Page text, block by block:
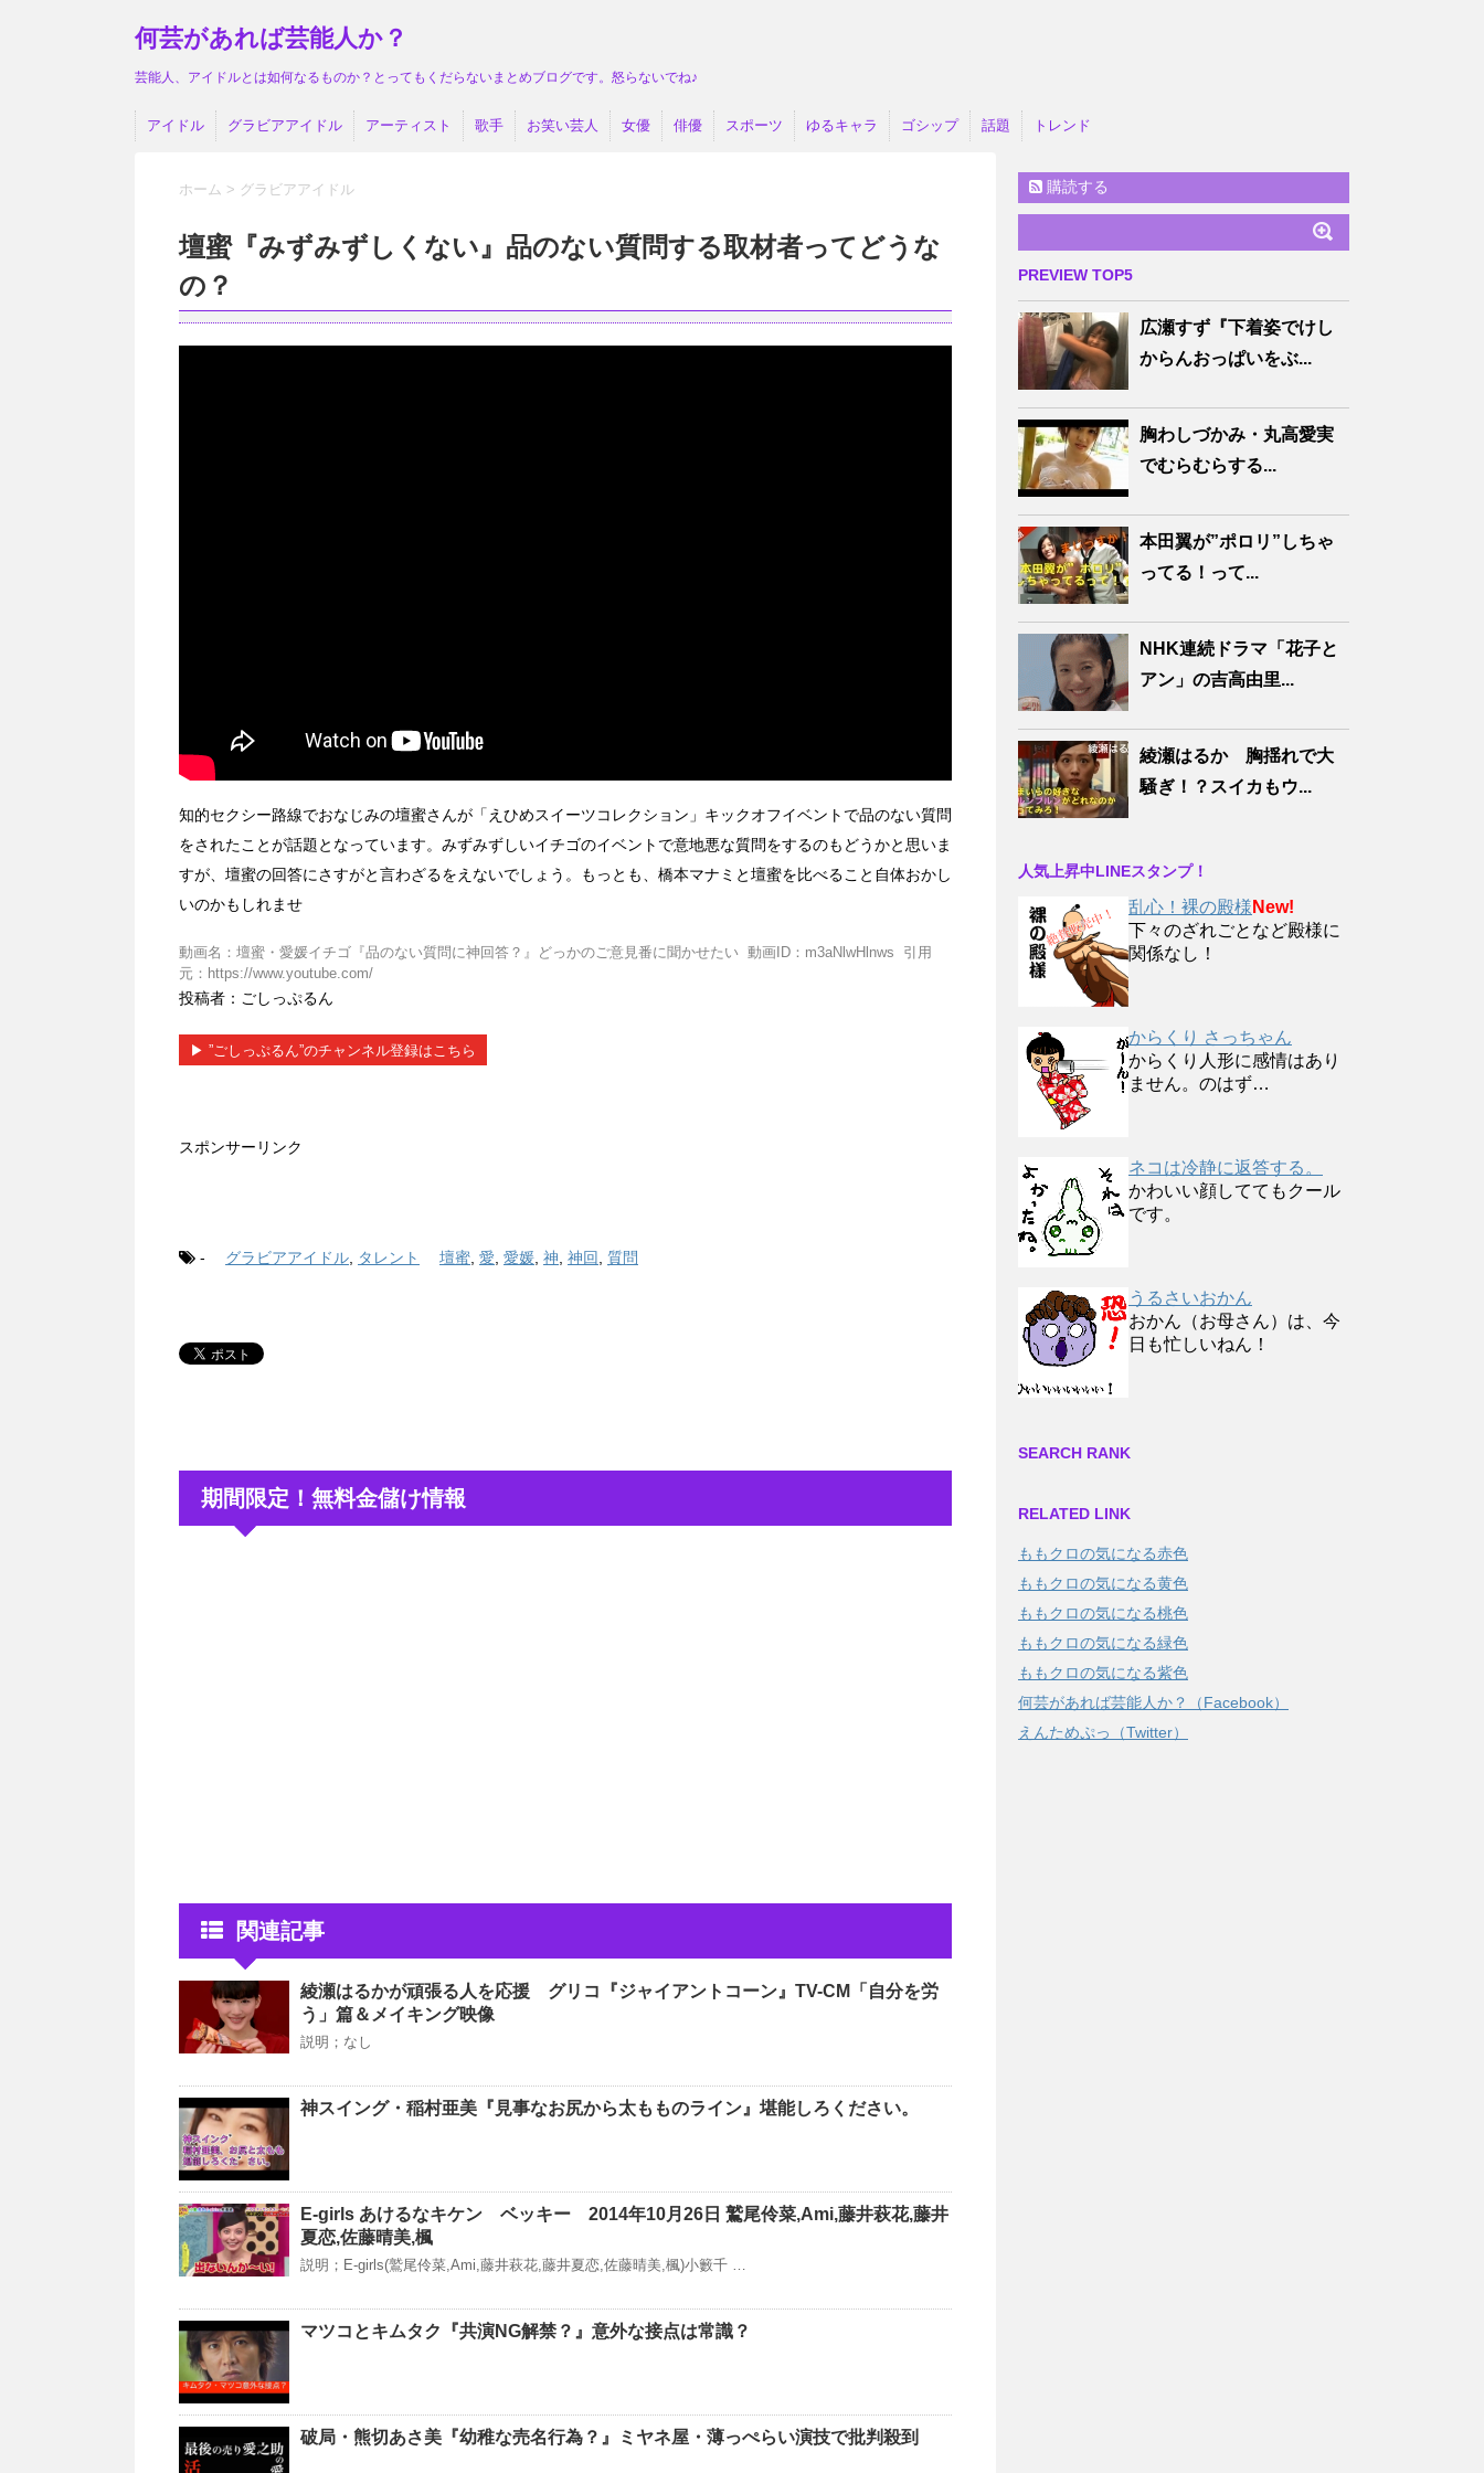
何芸があれば芸能人か？
芸能人、アイドルとは如何なるものか？とってもくだらないまとめブログです。怒らないでね♪
アイドル グラビアアイドル アーティスト 歌手 お笑い芸人 女優 俳優 スポーツ ゆるキャラ ゴシップ 話題 トレンド
ホーム > グラビアアイドル
壇蜜『みずみずしくない』品のない質問する取材者ってどうな
の？
知的セクシー路線でおなじみの壇蜜さんが「えひめスイーツコレクション」キックオフイベントで品のない質問
をされたことが話題となっています。みずみずしいイチゴのイベントで意地悪な質問をするのもどうかと思いま
すが、壇蜜の回答にさすがと言わざるをえないでしょう。もっとも、橋本マナミと壇蜜を比べること自体おかし
いのかもしれませ
動画名：壇蜜・愛媛イチゴ『品のない質問に神回答？』どっかのご意見番に聞かせたい 動画ID：m3aNlwHlnws 引用
元：https://www.youtube.com/
投稿者：ごしっぷるん
▶︎ ”ごしっぷるん”のチャンネル登録はこちら
スポンサーリンク
- グラビアアイドル タレント 壇蜜 愛 愛媛 神 神回 質問
期間限定！無料金儲け情報
関連記事
綾瀬はるかが頑張る人を応援 グリコ『ジャイアントコーン』TV-CM「自分を労
う」篇＆メイキング映像
説明；なし
神スイング・稲村亜美『見事なお尻から太もものライン』堪能しろください。
E-girls あけるなキケン ベッキー 2014年10月26日 鷲尾伶菜,Ami,藤井萩花,藤井
夏恋,佐藤晴美,楓
説明；E-girls(鷲尾伶菜,Ami,藤井萩花,藤井夏恋,佐藤晴美,楓)小籔千 …
マツコとキムタク『共演NG解禁？』意外な接点は常識？
破局・熊切あさ美『幼稚な売名行為？』ミヤネ屋・薄っぺらい演技で批判殺到
購読する
PREVIEW TOP5
広瀬すず『下着姿でけし
からんおっぱいをぶ...
胸わしづかみ・丸高愛実
でむらむらする...
本田翼が”ポロリ”しちゃ
ってる！って...
NHK連続ドラマ「花子と
アン」の吉高由里...
綾瀬はるか 胸揺れで大
騒ぎ！？スイカもウ...
人気上昇中LINEスタンプ！
乱心！裸の殿様 New!
下々のざれごとなど殿様に
関係なし！
からくり さっちゃん
からくり人形に感情はあり
ません。のはず…
ネコは冷静に返答する。
かわいい顔しててもクール
です。
うるさいおかん
おかん（お母さん）は、今
日も忙しいねん！
SEARCH RANK
RELATED LINK
ももクロの気になる赤色
ももクロの気になる黄色
ももクロの気になる桃色
ももクロの気になる緑色
ももクロの気になる紫色
何芸があれば芸能人か？（Facebook）
えんためぷっ（Twitter）